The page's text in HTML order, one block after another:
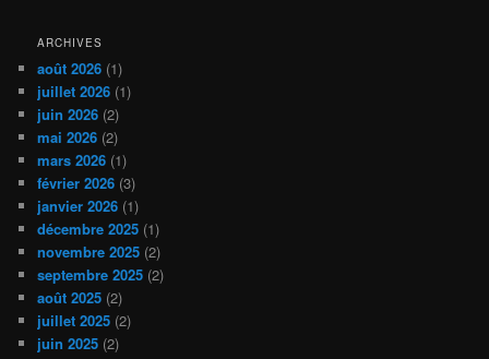
ARCHIVES
août 2026 (1)
juillet 2026 (1)
juin 2026 (2)
mai 2026 (2)
mars 2026 (1)
février 2026 (3)
janvier 2026 (1)
décembre 2025 (1)
novembre 2025 (2)
septembre 2025 (2)
août 2025 (2)
juillet 2025 (2)
juin 2025 (2)